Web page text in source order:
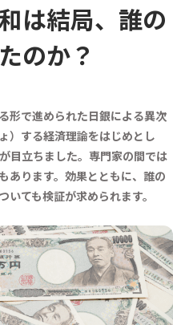
は結局、誰の
のか？
形で進められた日銀による異次
）する経済理論をはじめとし
目立ちました。専門家の間では
あります。効果とともに、誰の
ても検証が求められます。